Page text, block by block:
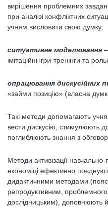
вирішення проблемних
при аналізі конфліктних
учням висловити свою думку;
ситуативне моделювання
імітаційні ігри-тренінги та
опрацювання дискусійних
«займи позицію» (власна
Такі методи допомагають
вести дискусію, стимулюють
поглиблюють знання з
Методи активізації навчально-
економіці ефективно
дидактичними методами
репродуктивним,
дослідницьким), доповнюють